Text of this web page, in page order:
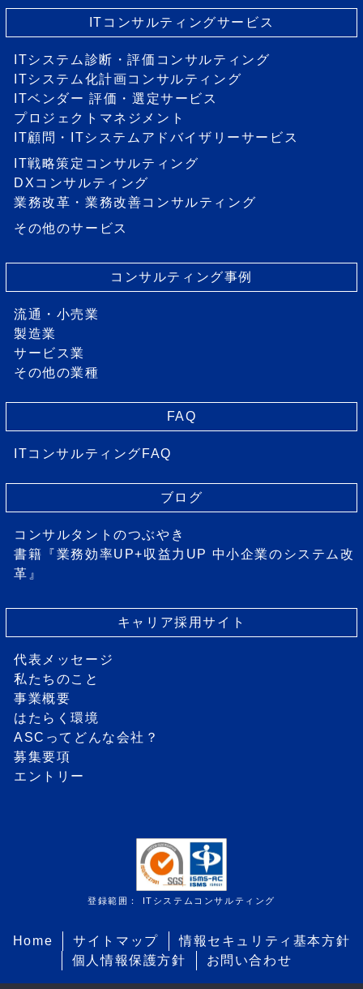
ITコンサルティングサービス
ITシステム診断・評価コンサルティング
ITシステム化計画コンサルティング
ITベンダー 評価・選定サービス
プロジェクトマネジメント
IT顧問・ITシステムアドバイザリーサービス
IT戦略策定コンサルティング
DXコンサルティング
業務改革・業務改善コンサルティング
その他のサービス
コンサルティング事例
流通・小売業
製造業
サービス業
その他の業種
FAQ
ITコンサルティングFAQ
ブログ
コンサルタントのつぶやき
書籍『業務効率UP+収益力UP 中小企業のシステム改
革』
キャリア採用サイト
代表メッセージ
私たちのこと
事業概要
はたらく環境
ASCってどんな会社？
募集要項
エントリー
登録範囲： ITシステムコンサルティング
Home サイトマップ
情報セキュリティ基本方針
個人情報保護方針
お問い合わせ